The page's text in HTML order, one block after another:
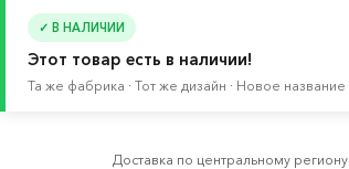
✓ В НАЛИЧИИ
Этот товар есть в наличии!
Та же фабрика · Тот же дизайн · Новое название
Доставка по центральному региону